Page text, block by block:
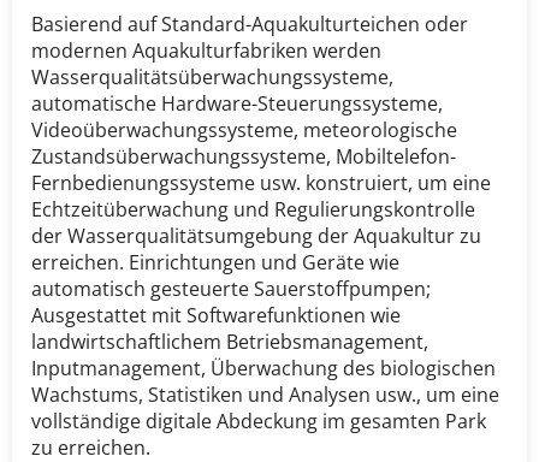
Basierend auf Standard-Aquakulturteichen oder
modernen Aquakulturfabriken werden
Wasserqualitätsüberwachungssysteme,
automatische Hardware-Steuerungssysteme,
Videoüberwachungssysteme, meteorologische
Zustandsüberwachungssysteme, Mobiltelefon-
Fernbedienungssysteme usw. konstruiert, um eine
Echtzeitüberwachung und Regulierungskontrolle
der Wasserqualitätsumgebung der Aquakultur zu
erreichen. Einrichtungen und Geräte wie
automatisch gesteuerte Sauerstoffpumpen;
Ausgestattet mit Softwarefunktionen wie
landwirtschaftlichem Betriebsmanagement,
Inputmanagement, Überwachung des biologischen
Wachstums, Statistiken und Analysen usw., um eine
vollständige digitale Abdeckung im gesamten Park
zu erreichen.